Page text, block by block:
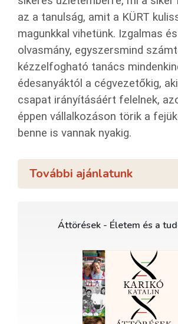
az a tanulság, amit a KÜRT
magunkkal vihetünk. Izgalmas
olvasmány, egyszersmind
kézzelfogható tanács
édesanyáktól a cégvezetőkig,
csapat irányításáért felelnek,
éppen vállalkozáson törik a
benne is vannak nyakig.
További ajánlatunk
Áttörések - Életem és a